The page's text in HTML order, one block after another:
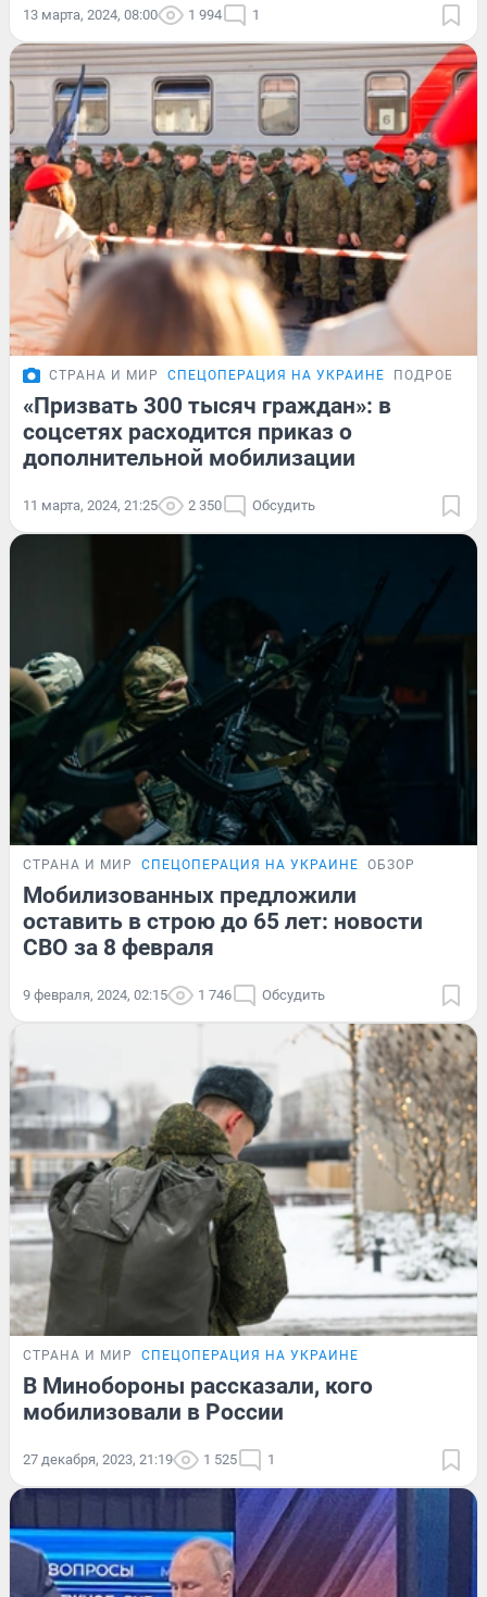
13 марта, 2024, 08:00 1 994 1
СТРАНА И МИР СПЕЦОПЕРАЦИЯ НА УКРАИНЕ
«Призвать 300 тысяч граждан»: в
соцсетях расходится приказ о
дополнительной мобилизации
11 марта, 2024, 21:25 2 350 Обсудить
СТРАНА И МИР СПЕЦОПЕРАЦИЯ НА УКРАИНЕ ОБЗОР
Мобилизованных предложили
оставить в строю до 65 лет: новости
СВО за 8 февраля
9 февраля, 2024, 02:15 1 746 Обсудить
СТРАНА И МИР СПЕЦОПЕРАЦИЯ НА УКРАИНЕ
В Минобороны рассказали, кого
мобилизовали в России
27 декабря, 2023, 21:19 1 525 1